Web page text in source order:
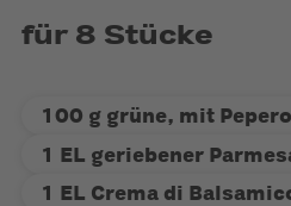
für 8 Stücke
100 g grüne, mit
1 EL geriebener
1 EL Crema di